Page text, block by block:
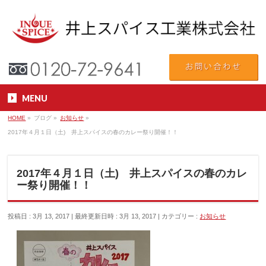
MENU
HOME » ブログ » お知らせ »
2017年４月１日（土) 井上スパイスの春のカレー祭り開催！！
2017年４月１日（土) 井上スパイスの春のカレ
ー祭り開催！！
投稿日 : 3月 13, 2017 最終更新日時 : 3月 13, 2017 カテゴリー : お知らせ